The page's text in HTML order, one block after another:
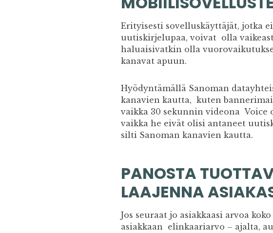
Erityisesti sovelluskäyttäjät, jotka
uutiskirjelupaa, voivat olla
haluaisivatkin olla
kanavat apuun.
Hyödyntämällä Sanoman
kanavien kautta, kuten
vaikka 30 sekunnin videona Voice
vaikka he eivät olisi antaneet
silti Sanoman kanavien kautta.
PANOSTA
LAAJENNA
Jos seuraat jo asiakkaasi arvoa
asiakkaan elinkaariarvo – ajalta,